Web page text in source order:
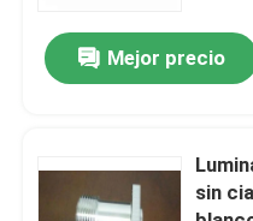
Noticias
Productos químicos
Mejor precio
sin